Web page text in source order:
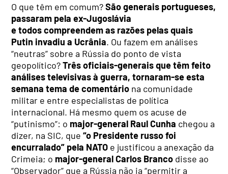
O que têm em comum?São generais portugueses,
passaram pela ex-Jugoslávia
e todos compreendem as razões pelas quais
Putin invadiu a Ucrânia. Ou fazem em análises
“neutras” sobre a Rússia do ponto de vista
geopolítico?Três oficiais-generais que têm feito
análises televisivas à guerra, tornaram-se esta
semana tema de comentário na comunidade
militar e entre especialistas de política
internacional. Há mesmo quem os acuse de
“putinismo”: o major-general Raul Cunha chegou a
dizer, na SIC, que“o Presidente russo foi
encurralado” pela NATO e justificou a anexação da
Crimeia; o major-general Carlos Branco disse ao
“Observador” que a Rússia não ia “permitir a